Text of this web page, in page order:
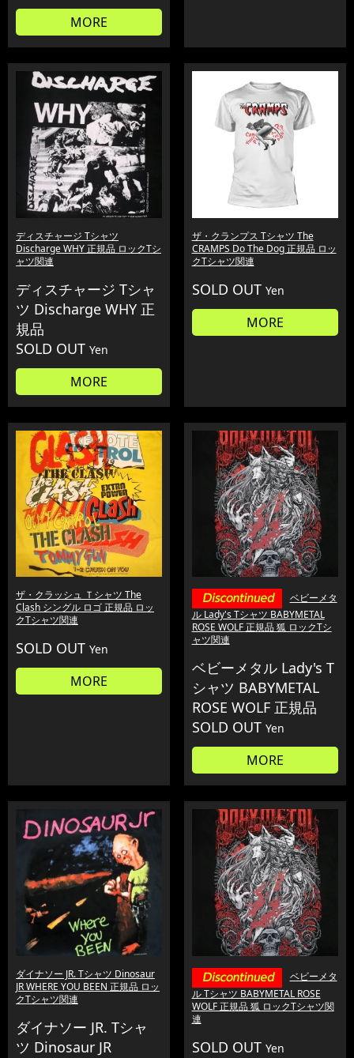
MORE
ディスチャージ Tシャツ
Discharge WHY 正規品 ロックTシ
ャツ関連
ディスチャージ Tシャ
ツ Discharge WHY 正
規品
SOLD OUT Yen
MORE
ザ・クランプス Tシャツ The
CRAMPS Do The Dog 正規品 ロッ
クTシャツ関連
SOLD OUT Yen
MORE
ザ・クラッシュ Ｔシャツ The
Clash シングル ロゴ 正規品 ロッ
クTシャツ関連
SOLD OUT Yen
MORE
ベビーメタ
ル Lady's Tシャツ BABYMETAL
ROSE WOLF 正規品 狐 ロックTシ
ャツ関連
ベビーメタル Lady's T
シャツ BABYMETAL
ROSE WOLF 正規品
SOLD OUT Yen
MORE
ダイナソー JR. Tシャツ Dinosaur
JR WHERE YOU BEEN 正規品 ロッ
クTシャツ関連
ダイナソー JR. Tシャ
ツ Dinosaur JR
ベビーメタ
ル Tシャツ BABYMETAL ROSE
WOLF 正規品 狐 ロックTシャツ関
連
SOLD OUT Yen